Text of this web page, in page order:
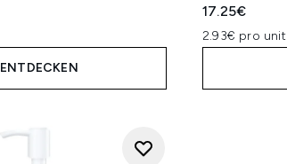
ENTDECKEN
17.25€
2.93€ pro unit